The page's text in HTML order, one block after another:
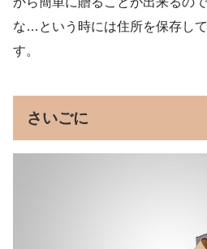
な…という時には住所を保存し
す。
さいごに